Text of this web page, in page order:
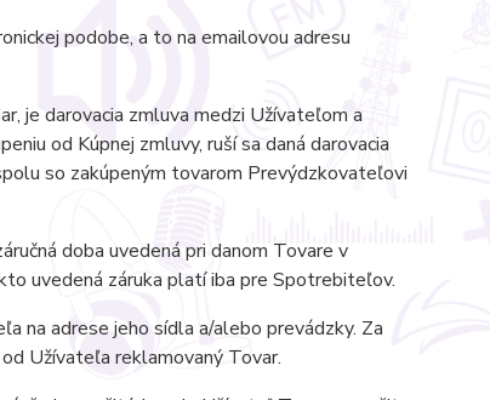
podobe, a to na emailovou adresu
je darovacia zmluva medzi Užívateľom a
od Kúpnej zmluvy, ruší sa daná darovacia
so zakúpeným tovarom Prevýdzkovateľovi
doba uvedená pri danom Tovare v
uvedená záruka platí iba pre Spotrebiteľov.
na adrese jeho sídla a/alebo prevádzky. Za
Užívateľa reklamovaný Tovar.